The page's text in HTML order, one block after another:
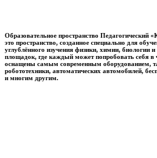
Образовательное пространство Педагогический
это пространство, созданное специально для
углублённого изучения физики, химии, биологии и
площадок, где каждый может попробовать себя
оснащены самым современным оборудованием,
робототехники, автоматических автомобилей,
и многим другим.